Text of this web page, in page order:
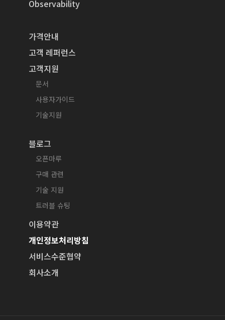
Observability
가격안내
고객 레퍼런스
고객지원
문서
사용자가이드
기술지원
블로그
오픈마루
구매 관련
기술 지원
트러블 슈팅
이용약관
개인정보처리방침
서비스수준협약
회사소개